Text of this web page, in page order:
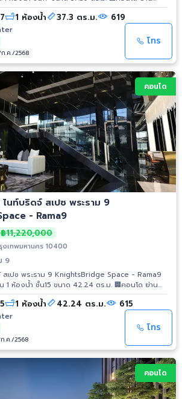
นเกรด A รองรับการขยายตัวของเศรษฐกิจและการ
ม 9 ที่ใกล้เพียง 350 เมตร - Airport Rail Link
ยอาคาร 27 ชั้น 325 ยูนิต 📍สิ่งอำนวยความ
- สวนนั่งเล่น - EV Charger - โถงต้อนรับ - สระ
Craft Cafe & Working Space 📍ระบบรักษา
จรปิด CCTV 24 ชั่วโมง - ระบบ Access Control
าคาร และพื้นที่จอดรถ - เจ้าหน้าที่รักษาความ
1 ห้องน้ำ 37.3 ตร.ม. 619
.ค./2568
โทร
คอนโด
นท์บริดจ์ สเปซ พระราม 9
- Rama9
11,220,000
เทพมหานคร 10400
9
เปซ พระราม 9 KnightsBridge Space - Rama9
นเกรด A รองรับการขยายตัวของเศรษฐกิจและการ
ม 9 ที่ใกล้เพียง 350 เมตร - Airport Rail Link
ยอาคาร 27 ชั้น 325 ยูนิต 📍สิ่งอำนวยความ
- สวนนั่งเล่น - EV Charger - โถงต้อนรับ - สระ
Craft Cafe & Working Space 📍ระบบรักษา
จรปิด CCTV 24 ชั่วโมง - ระบบ Access Control
าคาร และพื้นที่จอดรถ - เจ้าหน้าที่รักษาความ
1 ห้องน้ำ 42.24 ตร.ม. 615
.ค./2568
โทร
คอนโด